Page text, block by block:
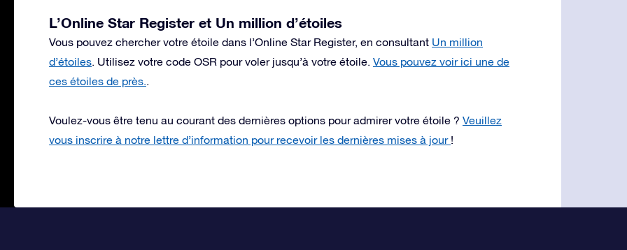
L’Online Star Register et Un million d’étoiles
Vous pouvez chercher votre étoile dans l’Online Star Register, en consultant Un million
d’étoiles. Utilisez votre code OSR pour voler jusqu’à votre étoile. Vous pouvez voir ici une de
ces étoiles de près..
Voulez-vous être tenu au courant des dernières options pour admirer votre étoile ? Veuillez
vous inscrire à notre lettre d’information pour recevoir les dernières mises à jour !